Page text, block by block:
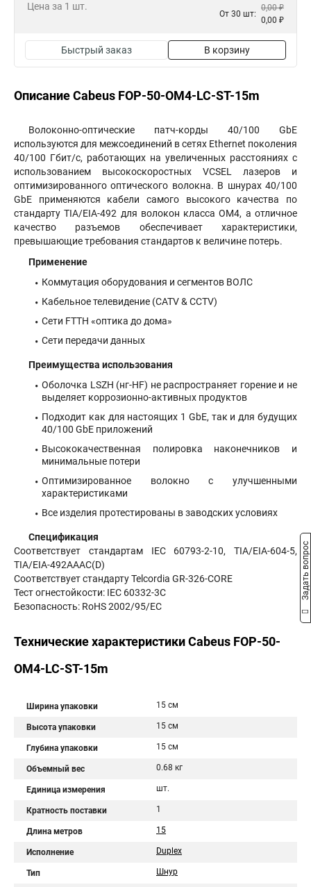
Цена за 1 шт.
От 30 шт:
0,00 ₽
0,00 ₽
Быстрый заказ В корзину
Описание Cabeus FOP-50-OM4-LC-ST-15m
Волоконно-оптические патч-корды 40/100 GbE
используются для межсоединений в сетях Ethernet поколения
40/100 Гбит/с, работающих на увеличенных расстояниях с
использованием высокоскоростных VCSEL лазеров и
оптимизированного оптического волокна. В шнурах 40/100
GbE применяются кабели самого высокого качества по
стандарту TIA/EIA-492 для волокон класса OM4, а отличное
качество разъемов обеспечивает характеристики,
превышающие требования стандартов к величине потерь.
Применение
Коммутация оборудования и сегментов ВОЛС
Кабельное телевидение (CATV & CCTV)
Сети FTTH «оптика до дома»
Сети передачи данных
Преимущества использования
Оболочка LSZH (нг-HF) не распространяет горение и не
выделяет коррозионно-активных продуктов
Подходит как для настоящих 1 GbE, так и для будущих
40/100 GbE приложений
Высококачественная полировка наконечников и
минимальные потери
Оптимизированное волокно с улучшенными
характеристиками
Все изделия протестированы в заводских условиях
Спецификация
Соответствует стандартам IEC 60793-2-10, TIA/EIA-604-5,
TIA/EIA-492AAAC(D)
Соответствует стандарту Telcordia GR-326-CORE
Тест огнестойкости: IEC 60332-3C
Безопасность: RoHS 2002/95/EC
Технические характеристики Cabeus FOP-50-
OM4-LC-ST-15m
Ширина упаковки 15 см
Высота упаковки 15 см
Глубина упаковки 15 см
Объемный вес 0.68 кг
Единица измерения шт.
Кратность поставки 1
Длина метров 15
Исполнение Duplex
Тип Шнур
Задать вопрос